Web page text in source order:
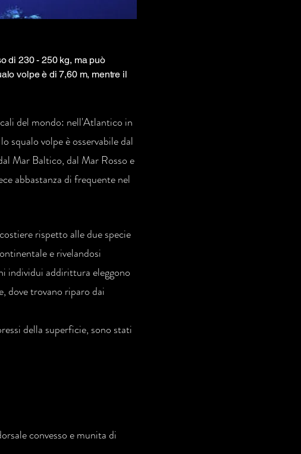
di 230 - 250 kg, ma può
volpe è di 7,60 m, mentre il
del mondo: nell'Atlantico in
squalo volpe è osservabile dal
Mar Baltico, dal Mar Rosso e
abbastanza di frequente nel
rispetto alle due specie
e rivelandosi
individui addirittura eleggono
dove trovano riparo dai
della superficie, sono stati
convesso e munita di